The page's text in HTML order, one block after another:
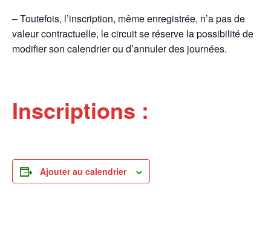
– Toutefois, l’inscription, même enregistrée, n’a pas de
valeur contractuelle, le circuit se réserve la possibilité de
modifier son calendrier ou d’annuler des journées.
Inscriptions :
Ajouter au calendrier